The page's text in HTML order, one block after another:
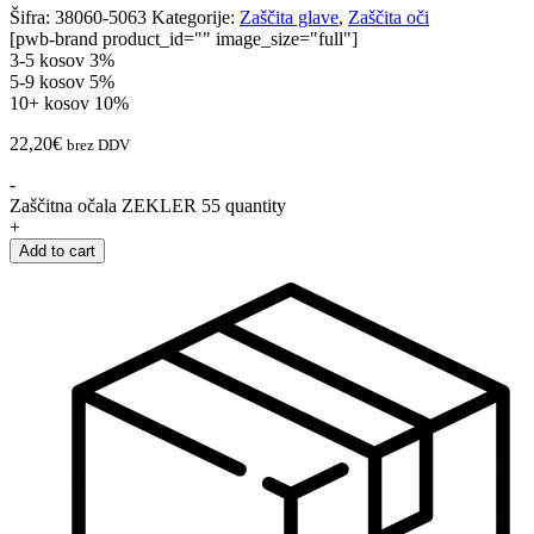
Šifra: 38060-5063 Kategorije: Zaščita glave, Zaščita oči
[pwb-brand product_id="" image_size="full"]
3-5 kosov 3%
5-9 kosov 5%
10+ kosov 10%
22,20€ brez DDV
-
Zaščitna očala ZEKLER 55 quantity
+
Add to cart